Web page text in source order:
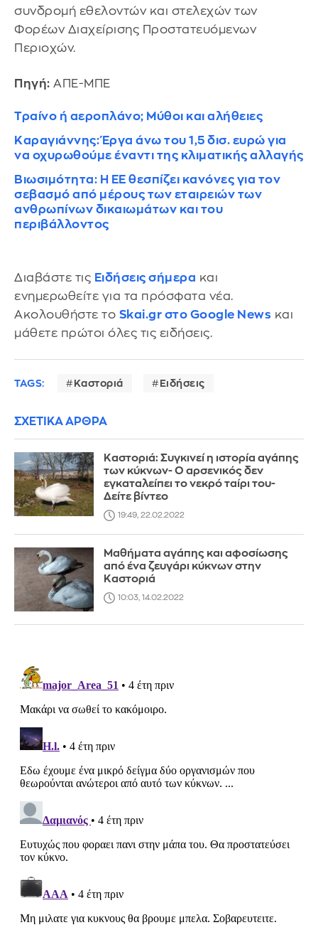
συνδρομή εθελοντών και στελεχών των
Φορέων Διαχείρισης Προστατευόμενων
Περιοχών.
Πηγή: ΑΠΕ-ΜΠΕ
Τραίνο ή αεροπλάνο; Μύθοι και αλήθειες
Καραγιάννης: Έργα άνω του 1,5 δισ. ευρώ για
να οχυρωθούμε έναντι της κλιματικής αλλαγής
Βιωσιμότητα: Η ΕΕ θεσπίζει κανόνες για τον
σεβασμό από μέρους των εταιρειών των
ανθρωπίνων δικαιωμάτων και του
περιβάλλοντος
Διαβάστε τις Ειδήσεις σήμερα και
ενημερωθείτε για τα πρόσφατα νέα.
Ακολουθήστε το Skai.gr στο Google News και
μάθετε πρώτοι όλες τις ειδήσεις.
TAGS: Καστοριά Ειδήσεις
ΣΧΕΤΙΚΑ ΑΡΘΡΑ
Καστοριά: Συγκινεί η ιστορία αγάπης
των κύκνων- Ο αρσενικός δεν
εγκαταλείπει το νεκρό ταίρι του-
Δείτε βίντεο
19:49, 22.02.2022
Μαθήματα αγάπης και αφοσίωσης
από ένα ζευγάρι κύκνων στην
Καστοριά
10:03, 14.02.2022